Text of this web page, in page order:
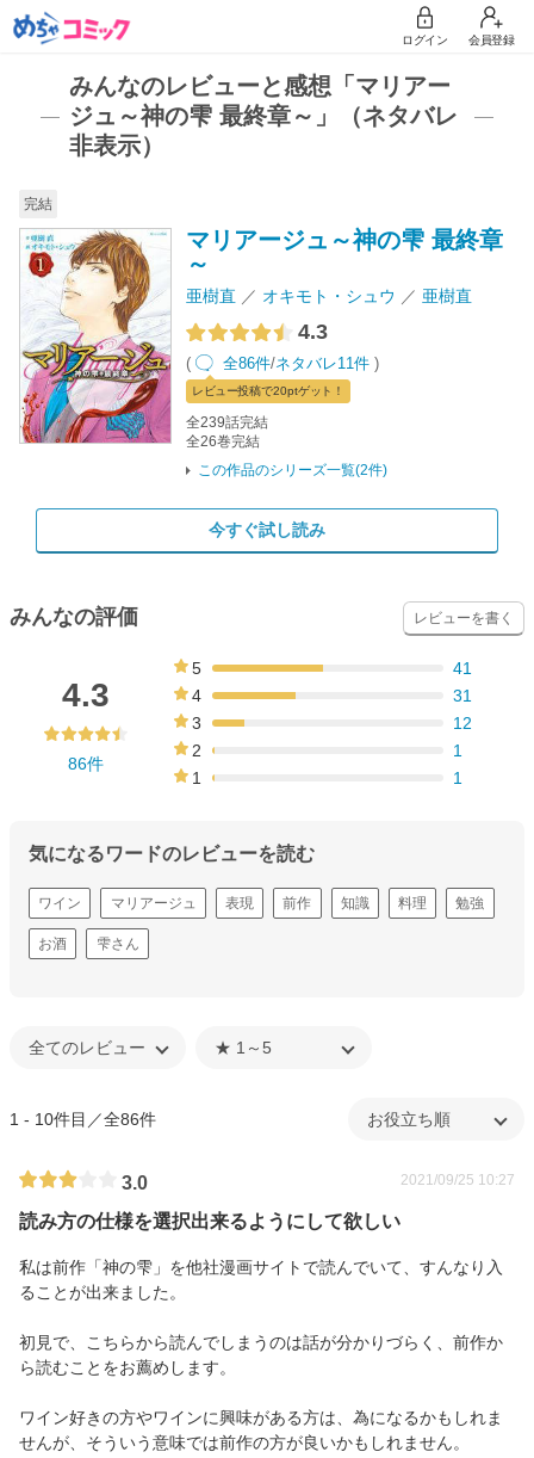
ログイン 会員登録
みんなのレビューと感想「マリアー
ジュ～神の雫 最終章～」（ネタバレ
非表示）
完結
マリアージュ～神の雫 最終章
～
亜樹直 オキモト・シュウ 亜樹直
4.3
( 全86件/ネタバレ11件 )
レビュー投稿で20ptゲット！
全239話完結
全26巻完結
この作品のシリーズ一覧(2件)
今すぐ試し読み
みんなの評価 レビューを書く
4.3
86件
5
41
4
31
3
12
2
1
1
1
気になるワードのレビューを読む
ワイン マリアージュ 表現 前作 知識 料理 勉強
お酒 雫さん
1 - 10件目／全86件
3.0 2021/09/25 10:27
読み方の仕様を選択出来るようにして欲しい
私は前作「神の雫」を他社漫画サイトで読んでいて、すんなり入
ることが出来ました。
初見で、こちらから読んでしまうのは話が分かりづらく、前作か
ら読むことをお薦めします。
ワイン好きの方やワインに興味がある方は、為になるかもしれま
せんが、そういう意味では前作の方が良いかもしれません。